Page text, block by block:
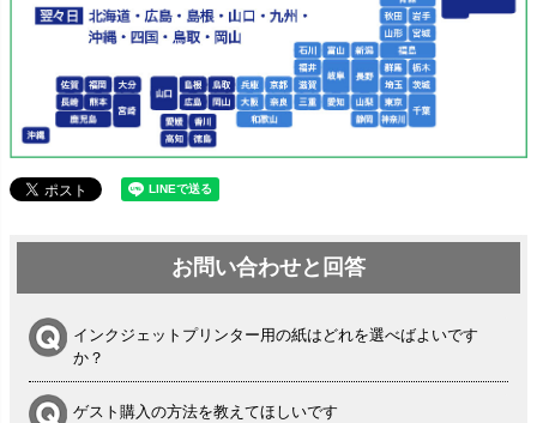
お問い合わせと回答
インクジェットプリンター用の紙はどれを選べばよいです
か？
ゲスト購入の方法を教えてほしいです